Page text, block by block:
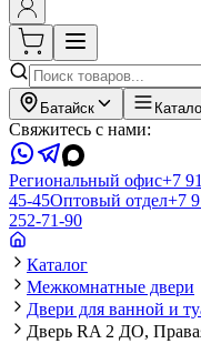
Батайск
Свяжитесь с нами:
Региональный офис+7
45-45Оптовый отдел+7
252-71-90
Каталог
Межкомнатные двери
Двери для ванной и
Дверь RA 2 ДО,